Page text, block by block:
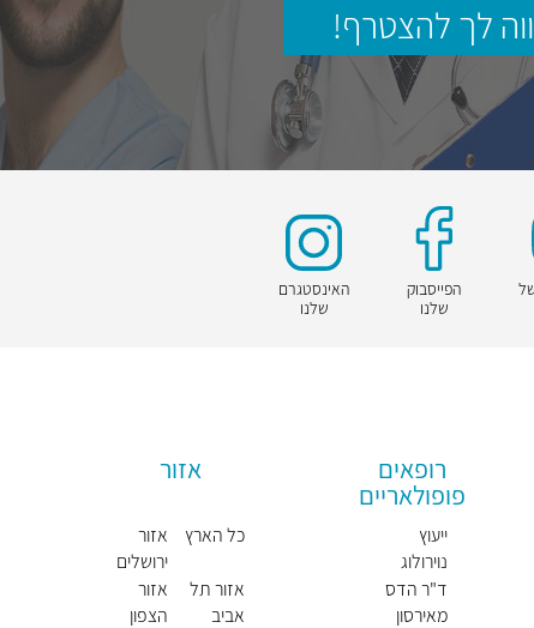
לך להצטרף!
הפייסבוק
שלנו
האינסטגרם
שלנו
רופאים
פופולאריים
ייעוץ
נוירולוג
בשיחת
וידאו
ד"ר הדס
מאירסון
אזור
כל הארץ
אזור תל
אביב
אזור
ירושלים
אזור
הצפון